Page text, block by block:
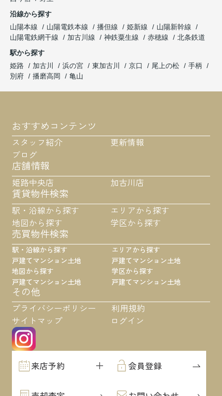
沿線から探す
山陽本線
山陽電鉄本線 播但線 姫新線
山陽新幹線
山陽電鉄網干線
加古川線 神鉄粟生線 赤穂線
北条鉄道
駅から探す
姫路
加古川 浜の宮 東加古川 京口 尾上の松
手柄
別府
播磨高岡 亀山
おすすめコンテンツ
スタッフ紹介
更新情報
ブログ
店舗情報
姫路中央店 加古川店
賃貸物件検索
駅・沿線から探す
エリアから探す
地図から探す
学区から探す
売買物件検索
駅・沿線から探す
戸建てマンション土地
地図から探す
戸建てマンション土地
エリアから探す
戸建てマンション土地
学区から探す
戸建てマンション土地
その他
プライバシーポリシー
利用規約
サイトマップ
ログイン
来店予約 会員登録